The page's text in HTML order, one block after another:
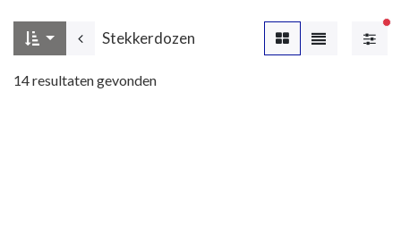
Stekkerdozen
14resultaten gevonden